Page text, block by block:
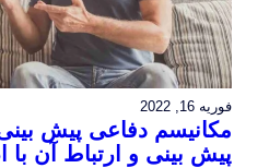
فوریه 16, 2022
مکانیسم دفاعی پیش
پیش بینی و ارتباط آن